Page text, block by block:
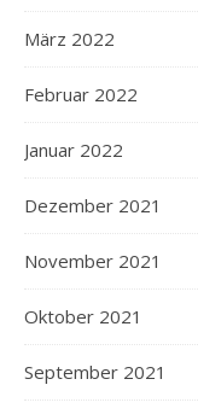
März 2022
Februar 2022
Januar 2022
Dezember 2021
November 2021
Oktober 2021
September 2021